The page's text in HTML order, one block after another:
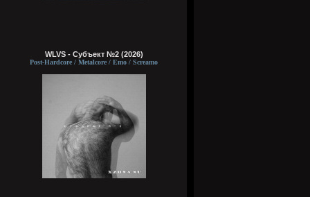
WLVS - Субъект №2 (2026)
Post-Hardcore / Metalcore / Emo / Screamo